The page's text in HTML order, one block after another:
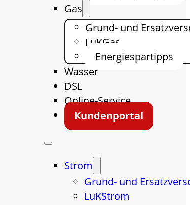
Gas
Grund- und
LuKGas
Energiespartipps
Wasser
DSL
Online-Service
Kundenportal
Strom
Grund- und
LuKStrom